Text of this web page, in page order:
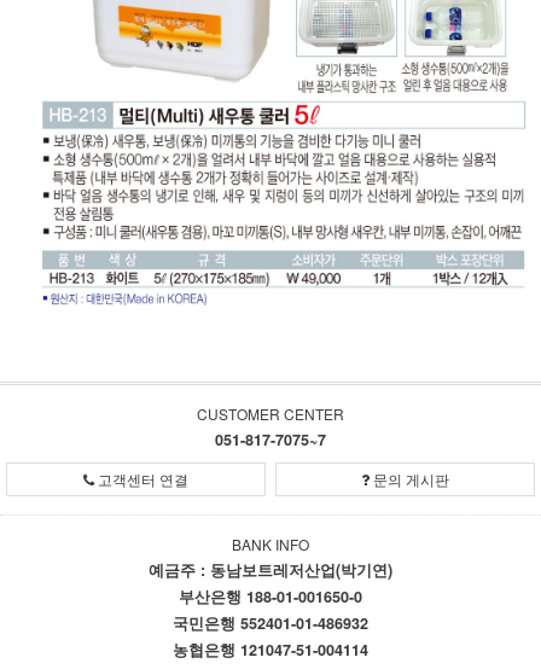
CUSTOMER CENTER
051-817-7075~7
고객센터 연결 문의 게시판
BANK INFO
예금주 : 동남보트레저산업(박기연)
부산은행 188-01-001650-0
국민은행 552401-01-486932
농협은행 121047-51-004114